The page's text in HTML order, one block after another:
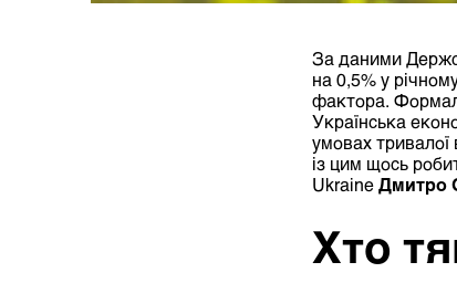
За даними
на 0,5% у
фактора.
Українська
умовах тривалої
із цим щось
Ukraine Дмитро
Хто